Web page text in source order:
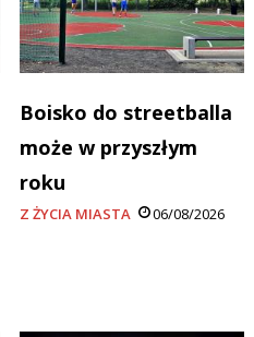
Boisko do streetballa
może w przyszłym
roku
Z ŻYCIA MIASTA 06/08/2026